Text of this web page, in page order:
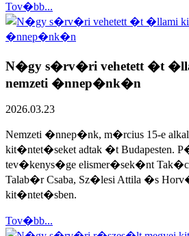
Tov�bb...
N�gy s�rv�ri vehetett �t
nemzeti �nnep�nk�n
2026.03.23
Nemzeti �nnep�nk, m�rcius 15-e
kit�ntet�seket adtak �t Budapesten.
tev�kenys�ge elismer�sek�nt
Talab�r Csaba, Sz�lesi Attila �s
kit�ntet�sben.
Tov�bb...